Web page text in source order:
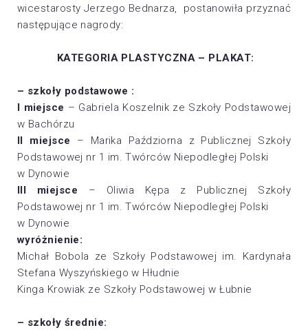
wicestarosty Jerzego Bednarza, postanowiła przyznać
następujące nagrody:
KATEGORIA PLASTYCZNA – PLAKAT:
– szkoły podstawowe :
I miejsce – Gabriela Koszelnik ze Szkoły Podstawowej
w Bachórzu
II miejsce – Marika Paździorna z Publicznej Szkoły
Podstawowej nr 1 im. Twórców Niepodległej Polski
w Dynowie
III miejsce – Oliwia Kępa z Publicznej Szkoły
Podstawowej nr 1 im. Twórców Niepodległej Polski
w Dynowie
wyróżnienie:
Michał Bobola ze Szkoły Podstawowej im. Kardynała
Stefana Wyszyńskiego w Hłudnie
Kinga Krowiak ze Szkoły Podstawowej w Łubnie
– szkoły średnie: